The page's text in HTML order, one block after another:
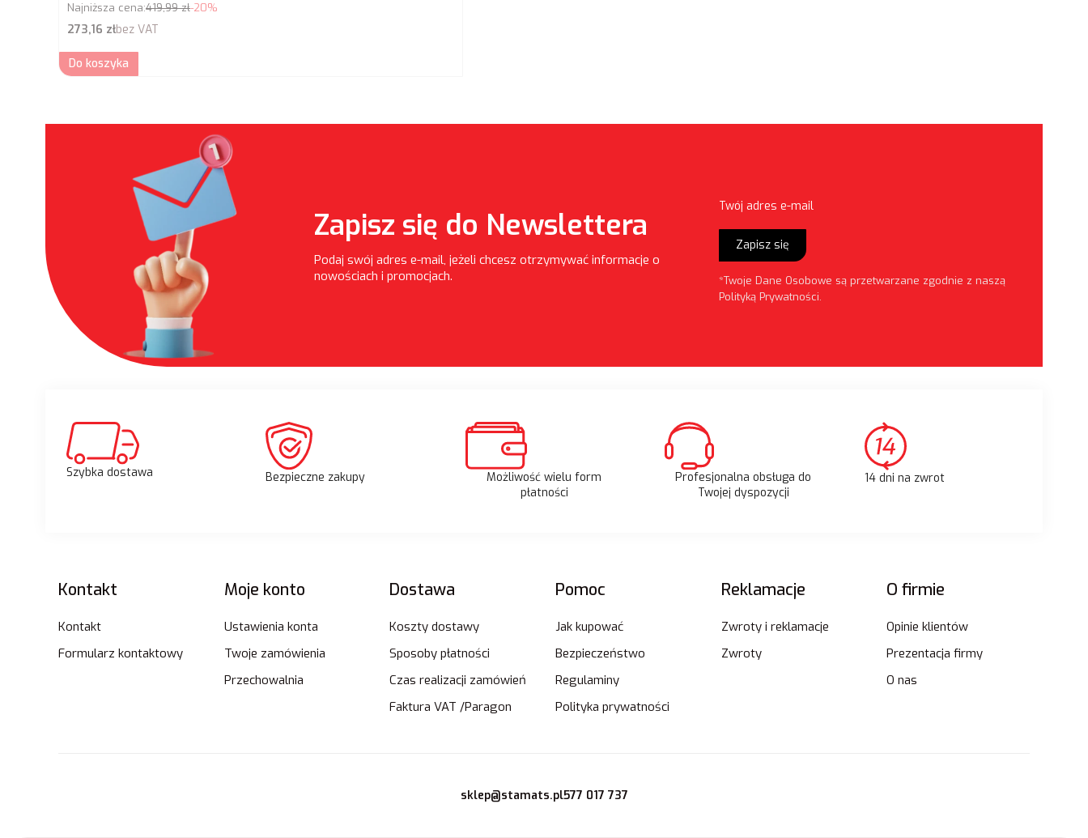
Najniższa cena:419,99 zł-20%
Cena netto
273,16 złbez VAT
Do koszyka
Zapisz się do Newslettera
Podaj swój adres e-mail, jeżeli chcesz otrzymywać informacje o
nowościach i promocjach.
Twój adres e-mail
Zapisz się
*Twoje Dane Osobowe są przetwarzane zgodnie z naszą
Polityką Prywatności.
Szybka dostawa Bezpieczne zakupy
Możliwość wielu form
płatności
Profesjonalna obsługa do
Twojej dyspozycji
14 dni na zwrot
Linki w stopce
Kontakt
Kontakt
Formularz kontaktowy
Moje konto
Ustawienia konta
Twoje zamówienia
Przechowalnia
Dostawa
Koszty dostawy
Sposoby płatności
Czas realizacji zamówień
Faktura VAT /Paragon
Pomoc
Jak kupować
Bezpieczeństwo
Regulaminy
Polityka prywatności
Reklamacje
Zwroty i reklamacje
Zwroty
O firmie
Opinie klientów
Prezentacja firmy
O nas
sklep@stamats.pl577 017 737